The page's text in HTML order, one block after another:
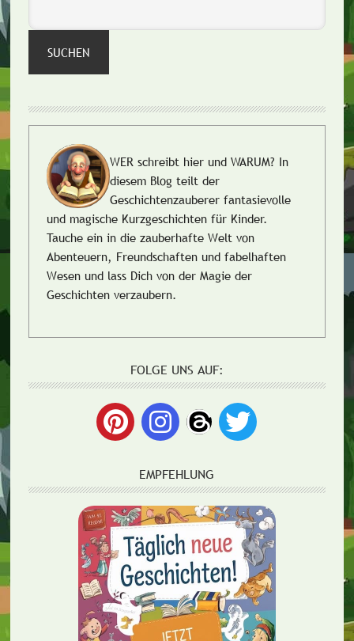
SUCHEN
WER schreibt hier und WARUM? In
diesem Blog teilt der
Geschichtenzauberer fantasievolle
und magische Kurzgeschichten für Kinder.
Tauche ein in die zauberhafte Welt von
Abenteuern, Freundschaften und fabelhaften
Wesen und lass Dich von der Magie der
Geschichten verzaubern.
FOLGE UNS AUF:
EMPFEHLUNG